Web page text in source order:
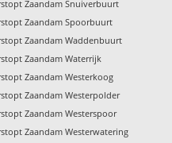
Zaandam Snuiverbuurt
Zaandam Spoorbuurt
Zaandam Waddenbuurt
Zaandam Waterrijk
Zaandam Westerkoog
Zaandam Westerpolder
Zaandam Westerspoor
Zaandam Westerwatering